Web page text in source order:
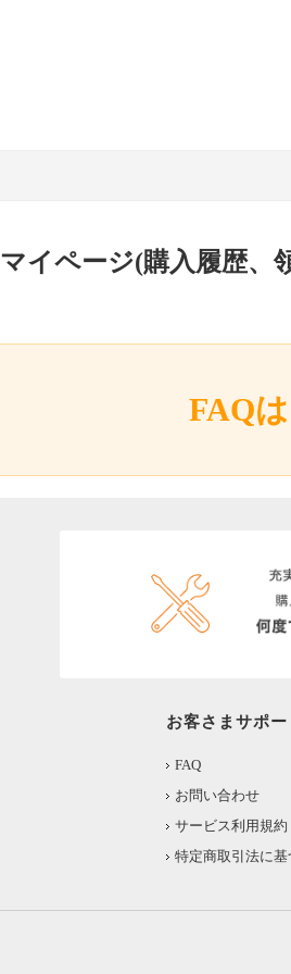
マイページ(購入履歴、
FAQ
お客さまサポー
FAQ
お問い合わせ
サービス利用規約
特定商取引法に